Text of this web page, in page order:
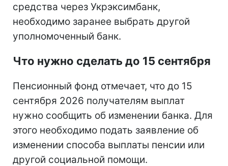
средства через Укрэксимбанк,
необходимо заранее выбрать другой
уполномоченный банк.
Что нужно сделать до 15 сентября
Пенсионный фонд отмечает, что до 15
сентября 2026 получателям выплат
нужно сообщить об изменении банка. Для
этого необходимо подать заявление об
изменении способа выплаты пенсии или
другой социальной помощи.